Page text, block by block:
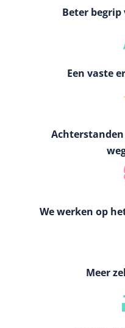
Beter begrip
Een vaste
We werken op
Meer